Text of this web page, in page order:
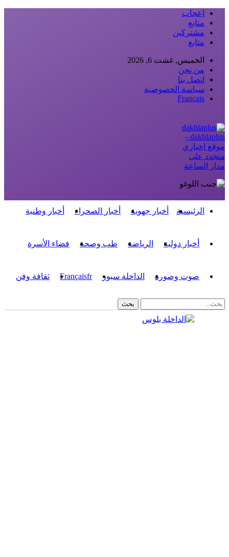
إعجاب
متابع
مشتركين
متابع
الخميس, غشت 6, 2026
من نحن
اتصل بنا
سياسة الخصوصية
Français
dakhlaplus -
موقع اخباري
متجدد على
مدار الساعة
الرئيسية أخبار جهوية أخبار الصحراء أخبار وطنية
أخبار دولية الرياضة طب وصحة فضاء الأسرة
صوت وصورة الداخلة سبور Françaisfr ثقافة وفن